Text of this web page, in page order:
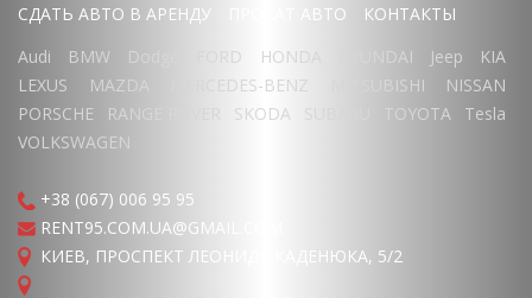
СДАТЬ АВТО В АРЕНДУ
ПРОКАТ АВТО
КОНТАКТЫ
Audi
BMW Dodge FORD HONDA HYUNDAI Jeep
KIA
LEXUS
MAZDA MERCEDES-BENZ MITSUBISHI
NISSAN
PORSCHE
RANGE ROVER SKODA TOYOTA
Tesla
VOLKSWAGEN
+38 (067) 006 95 95
RENT95.COM.UA@GMAIL.COM
КИЕВ, ПРОСПЕКТ ЛЕОНИДА КАДЕНЮКА, 5/2